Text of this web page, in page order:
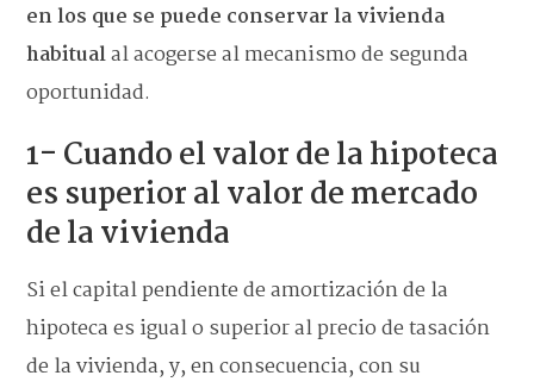
en los que se puede conservar la vivienda
habitualal acogerse al mecanismo de segunda
oportunidad.
1- Cuando el valor de la hipoteca
es superior al valor de mercado
de la vivienda
Si el capital pendiente de amortización de la
hipoteca es igual o superior al precio de tasación
de la vivienda, y, en consecuencia, con su